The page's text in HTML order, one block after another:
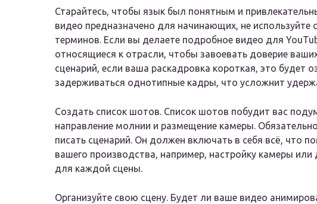
Старайтесь, чтобы язык был понятным и
видео предназначено для начинающих, не используйте
терминов. Если вы делаете подробное видео для
относящиеся к отрасли, чтобы завоевать доверие
сценарий, если ваша раскадровка короткая, это будет
задерживаться однотипные кадры, что усложнит
Создать список шотов. Список шотов побудит вас
направление молнии и размещение камеры.
писать сценарий. Он должен включать в себя всё, что
вашего производства, например, настройку камеры
для каждой сцены.
Организуйте свою сцену. Будет ли ваше видео